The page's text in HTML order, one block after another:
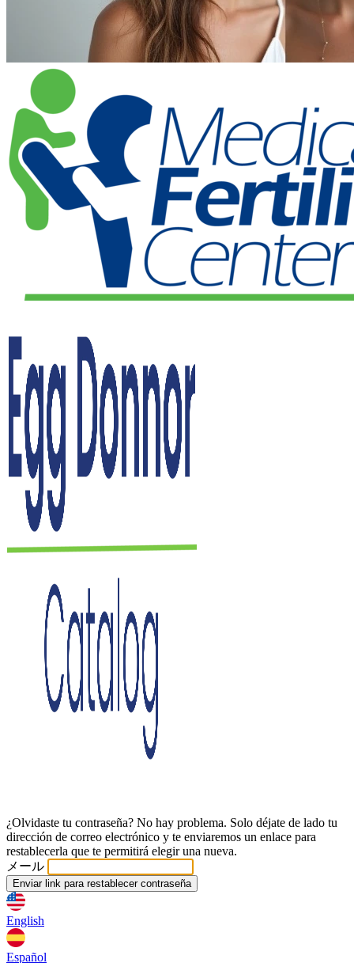
¿Olvidaste tu contraseña? No hay problema. Solo déjate de lado tu
dirección de correo electrónico y te enviaremos un enlace para
restablecerla que te permitirá elegir una nueva.
メール
Enviar link para restablecer contraseña
English
Español